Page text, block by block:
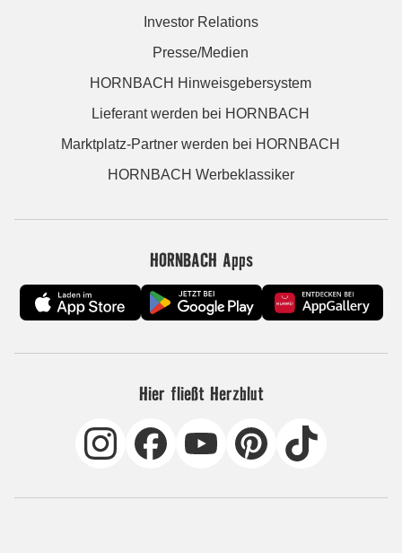
Investor Relations
Presse/Medien
HORNBACH Hinweisgebersystem
Lieferant werden bei HORNBACH
Marktplatz-Partner werden bei HORNBACH
HORNBACH Werbeklassiker
HORNBACH Apps
Hier fließt Herzblut